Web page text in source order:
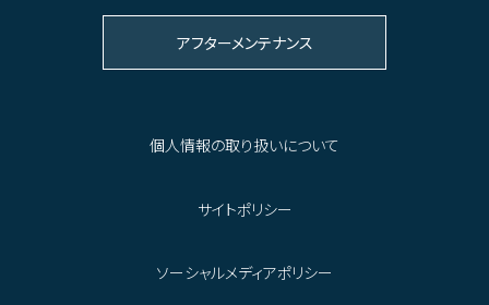
アフターメンテナンス
個人情報の取り扱いについて
サイトポリシー
ソーシャルメディアポリシー